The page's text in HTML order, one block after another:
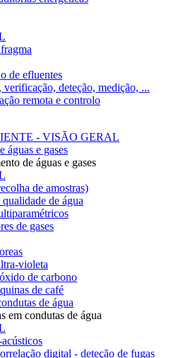
de efluentes
verificação, deteção, medição, ...
remota e controlo
- VISÃO GERAL
águas e gases
de águas e gases
de amostras)
de água
de gases
violeta
de carbono
de café
de água
em condutas de água
digital - deteção de fugas